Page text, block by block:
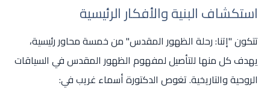
استكشاف البنية والأفكار الرئيسية
تتكون "إتنا: رحلة الظهور المقدس" من خمسة محاور رئيسية،
يهدف كل منها للتأصيل لمفهوم الظهور المقدس في السياقات
الروحية والتاريخية. تغوص الدكتورة أسماء غريب في: